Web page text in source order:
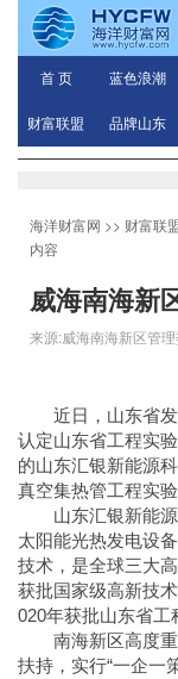
首 页 蓝色浪潮
财富联盟 品牌山东
海洋财富网 >> 财富联
内容
威海南海新
来源:威海南海新区
近日，山东省
认定山东省工程实
的山东汇银新能源
真空集热管工程实验
山东汇银新能
太阳能光热发电设
技术，是全球三大
获批国家级高新技
020年获批山东省工
南海新区高度
扶持，实行“一企一